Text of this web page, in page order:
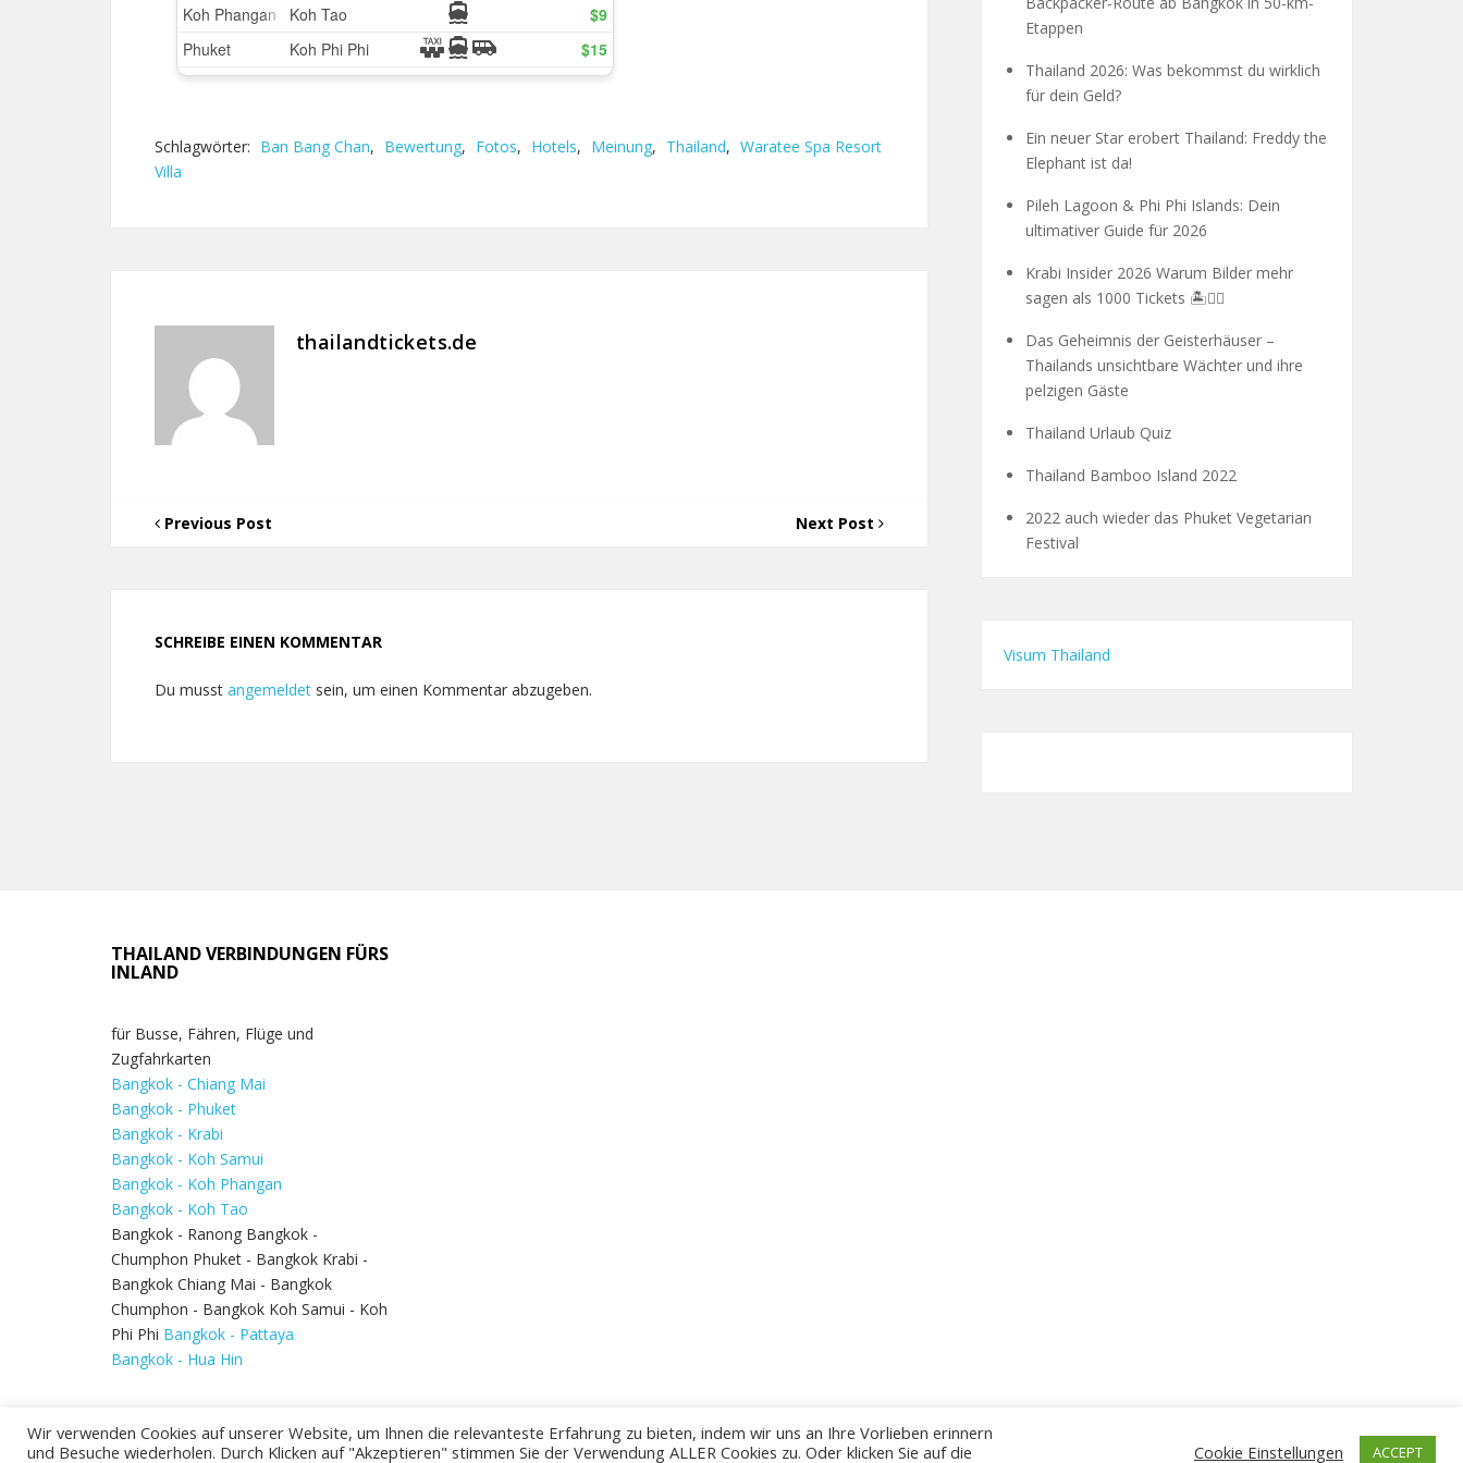
Schlagwörter: Ban Bang Chan, Bewertung, Fotos, Hotels, Meinung, Thailand, Waratee Spa Resort
Villa
thailandtickets.de
Previous Post Next Post
SCHREIBE EINEN KOMMENTAR
Du musst angemeldet sein, um einen Kommentar abzugeben.
Etappen
Thailand 2026: Was bekommst du wirklich
für dein Geld?
Ein neuer Star erobert Thailand: Freddy the
Elephant ist da!
Pileh Lagoon & Phi Phi Islands: Dein
ultimativer Guide für 2026
Krabi Insider 2026 Warum Bilder mehr
sagen als 1000 Tickets 🏝️🧗‍♂️
Das Geheimnis der Geisterhäuser –
Thailands unsichtbare Wächter und ihre
pelzigen Gäste
Thailand Urlaub Quiz
Thailand Bamboo Island 2022
2022 auch wieder das Phuket Vegetarian
Festival
Visum Thailand
THAILAND VERBINDUNGEN FÜRS
INLAND
für Busse, Fähren, Flüge und
Zugfahrkarten
Bangkok - Chiang Mai
Bangkok - Phuket
Bangkok - Krabi
Bangkok - Koh Samui
Bangkok - Koh Phangan
Bangkok - Koh Tao
Bangkok - Ranong Bangkok -
Chumphon Phuket - Bangkok Krabi -
Bangkok Chiang Mai - Bangkok
Chumphon - Bangkok Koh Samui - Koh
Phi Phi Bangkok - Pattaya
Bangkok - Hua Hin
Wir verwenden Cookies auf unserer Website, um Ihnen die relevanteste Erfahrung zu bieten, indem wir uns an Ihre Vorlieben erinnern
und Besuche wiederholen. Durch Klicken auf "Akzeptieren" stimmen Sie der Verwendung ALLER Cookies zu. Oder klicken Sie auf die
Cookie Einstellungen ACCEPT